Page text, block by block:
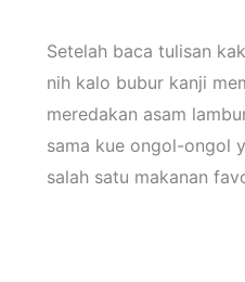
Setelah baca tulisan
nih kalo bubur kanji
meredakan asam
sama kue ongol-ongol
salah satu makanan